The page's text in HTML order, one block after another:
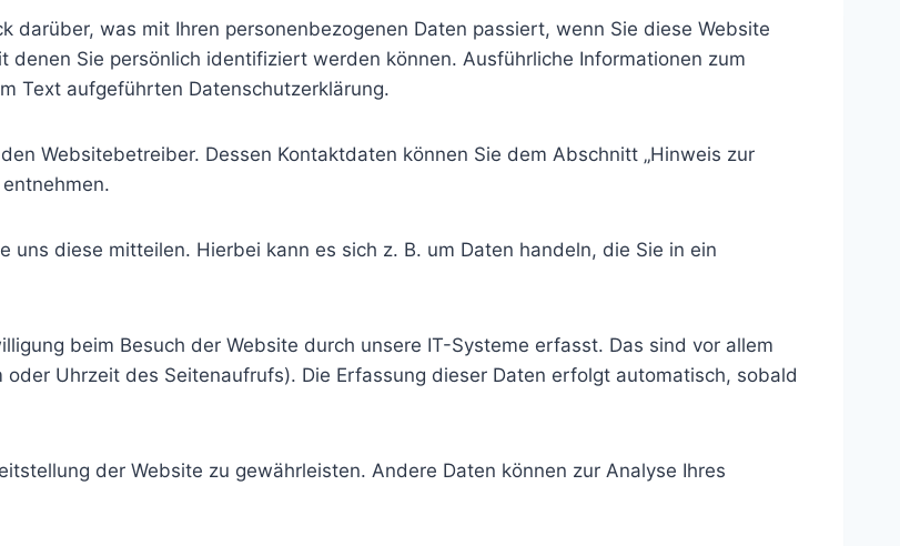
darüber, was mit Ihren personenbezogenen Daten passiert, wenn Sie diese Website
denen Sie persönlich identifiziert werden können. Ausführliche Informationen zum
Text aufgeführten Datenschutzerklärung.
Websitebetreiber. Dessen Kontaktdaten können Sie dem Abschnitt „Hinweis zur
diese mitteilen. Hierbei kann es sich z. B. um Daten handeln, die Sie in ein
beim Besuch der Website durch unsere IT-Systeme erfasst. Das sind vor allem
Uhrzeit des Seitenaufrufs). Die Erfassung dieser Daten erfolgt automatisch, sobald
der Website zu gewährleisten. Andere Daten können zur Analyse Ihres